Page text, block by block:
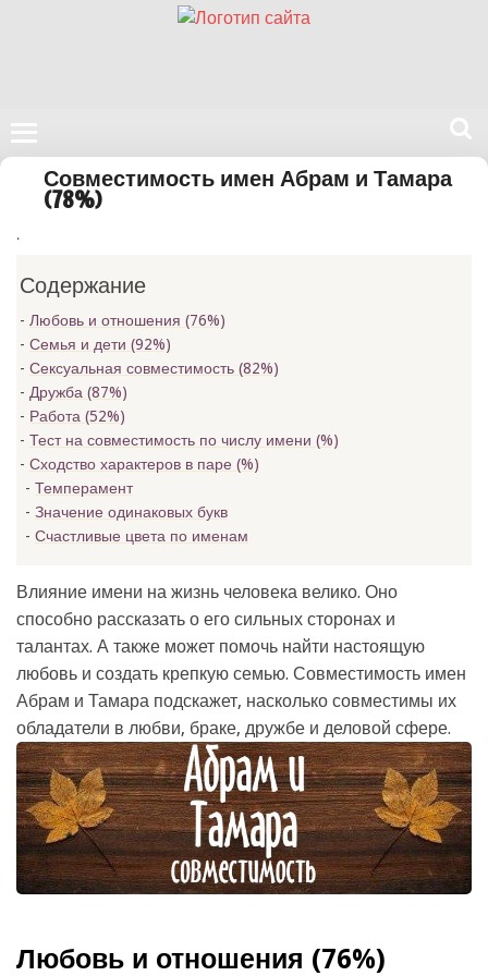
Поиск
сайте
Совместимость имен Абрам и Тамара
(78%)
.
Содержание
Любовь и отношения (76%)
Семья и дети (92%)
Сексуальная совместимость (82%)
Дружба (87%)
Работа (52%)
Тест на совместимость по числу имени (%)
Сходство характеров в паре (%)
Темперамент
Значение одинаковых букв
Счастливые цвета по именам
Влияние имени на жизнь человека велико. Оно
способно рассказать о его сильных сторонах и
талантах. А также может помочь найти настоящую
любовь и создать крепкую семью. Совместимость имен
Абрам и Тамара подскажет, насколько совместимы их
обладатели в любви, браке, дружбе и деловой сфере.
Любовь и отношения (76%)